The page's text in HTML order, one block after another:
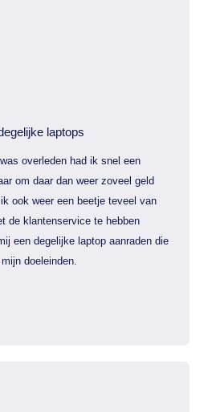
laptops
overleden had ik snel een
om daar dan weer zoveel geld
ook weer een beetje teveel van
de klantenservice te hebben
een degelijke laptop aanraden die
doeleinden.